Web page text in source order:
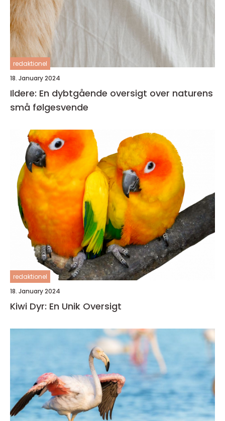
redaktionel
18. January 2024
Ildere: En dybtgående oversigt over naturens
små følgesvende
redaktionel
18. January 2024
Kiwi Dyr: En Unik Oversigt